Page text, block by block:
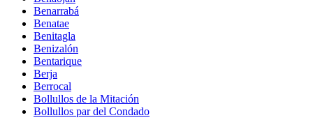
Benarrabá
Benatae
Benitagla
Benizalón
Bentarique
Berja
Berrocal
Bollullos de la Mitación
Bollullos par del Condado